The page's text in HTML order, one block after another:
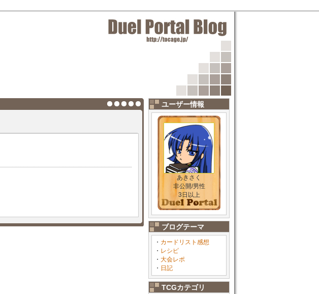
ユーザー情報
あきさく
非公開/男性
3日以上
ブログテーマ
・ カードリスト感想
・ レシピ
・ 大会レポ
・ 日記
TCGカテゴリ